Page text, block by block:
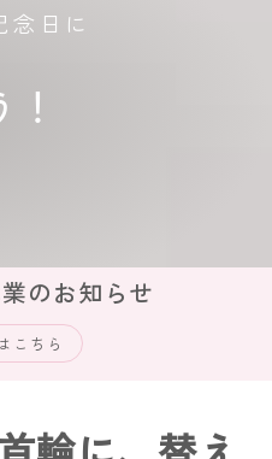
念日に
のお知らせ
こちら